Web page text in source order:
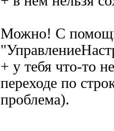
Можно! С
+ у тебя что-то
переходе по
проблема).